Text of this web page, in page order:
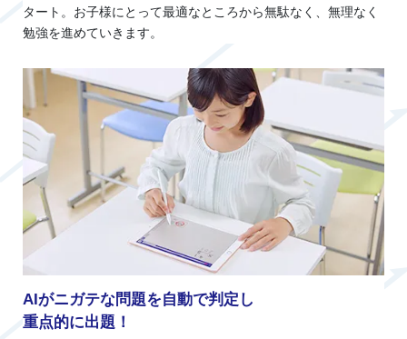
タート。お子様にとって最適なところから無駄なく、無理なく
勉強を進めていきます。
AIがニガテな問題を自動で判定し
重点的に出題！